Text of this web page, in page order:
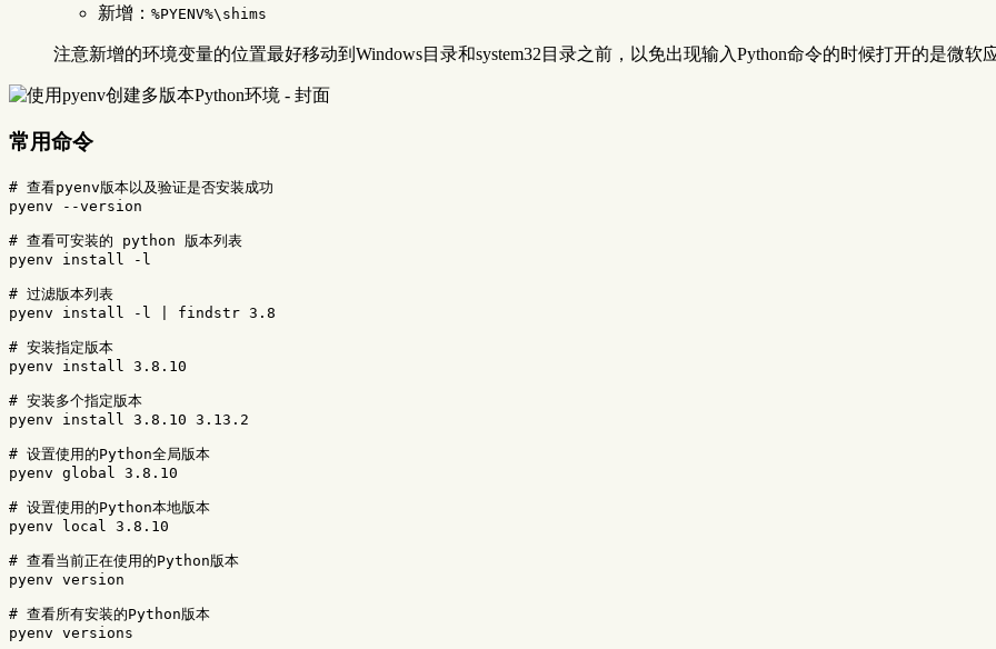
新增： %PYENV%\shims
注意新增的环境变量的位置最好移动到Windows目录和system32目录之前，以免出现输入Python命令的时候打开的是微软
常用命令
# 查看pyenv版本以及验证是否安装成功
pyenv
--version
# 查看可安装的 python 版本列表
pyenv install -l
# 过滤版本列表
pyenv install -l | findstr 3.8
# 安装指定版本
pyenv install 3.8.10
# 安装多个指定版本
pyenv install 3.8.10 3.13.2
# 设置使用的Python全局版本
pyenv global 3.8.10
# 设置使用的Python本地版本
pyenv
local 3.8.10
# 查看当前正在使用的Python版本
pyenv version
# 查看所有安装的Python版本
pyenv versions